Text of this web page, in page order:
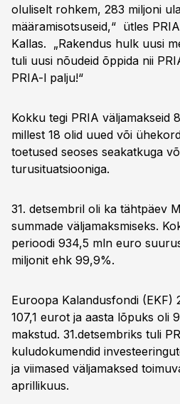
oluliselt rohkem, 283 miljoni
määramisotsuseid,“ ütles
Kallas. „Rakendus hulk uusi
tuli uusi nõudeid õppida nii
PRIA-l palju!“
Kokku tegi PRIA väljamakseid
millest 18 olid uued või
toetused seoses seakatkuga
turusituatsiooniga.
31. detsembril oli ka tähtpäev
summade väljamaksmiseks.
perioodi 934,5 mln euro
miljonit ehk 99,9%.
Euroopa Kalandusfondi (EKF)
107,1 eurot ja aasta lõpuks oli
makstud. 31.detsembriks tuli
kuludokumendid
ja viimased väljamaksed
aprillikuus.